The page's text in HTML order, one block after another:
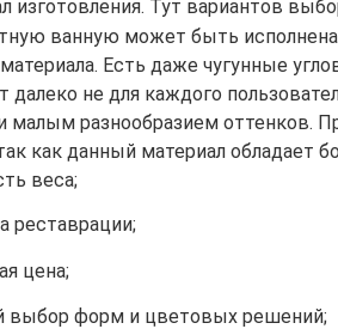
изготовления. Тут вариантов
ванную может быть исполнена
Есть даже чугунные
далеко не для каждого
малым разнообразием оттенков.
как данный материал обладает
веса;
реставрации;
цена;
выбор форм и цветовых решений;